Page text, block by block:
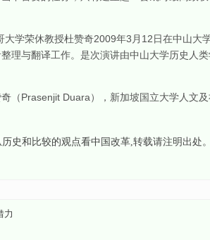
大学荣休教授杜赞奇2009年3 月 12 日 在中山大
理与翻译工作。是次演讲由中山大学历史人
（ Prasenjit Duara），新加坡国立大学人文
史和比较的观点看中国改革,转载请注明出处
力